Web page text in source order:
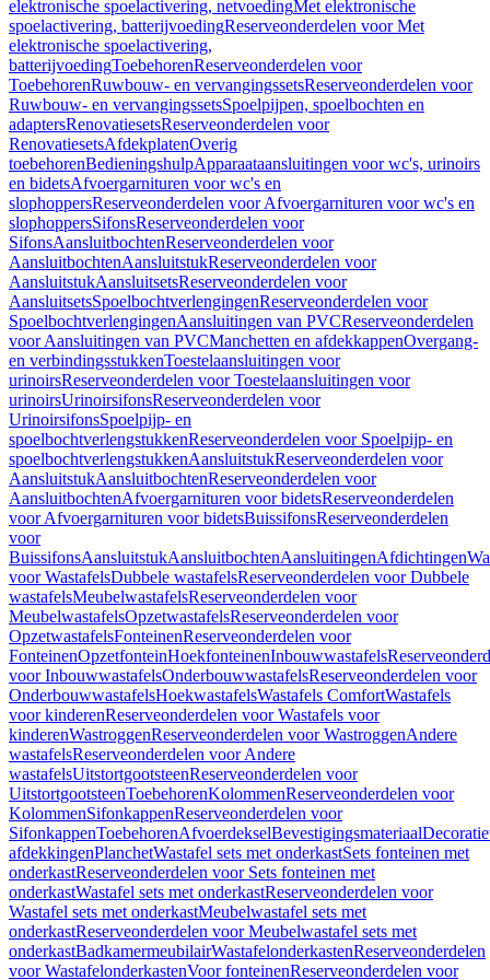
elektronische spoelactivering, netvoedingMet elektronische
spoelactivering, batterijvoedingReserveonderdelen voor Met
elektronische spoelactivering,
batterijvoedingToebehorenReserveonderdelen voor
ToebehorenRuwbouw- en vervangingssetsReserveonderdelen voor
Ruwbouw- en vervangingssetsSpoelpijpen, spoelbochten en
adaptersRenovatiesetsReserveonderdelen voor
RenovatiesetsAfdekplatenOverig
toebehorenBedieningshulpApparaataansluitingen voor wc's, urinoirs
en bidetsAfvoergarnituren voor wc's en
slophoppersReserveonderdelen voor Afvoergarnituren voor wc's en
slophoppersSifonsReserveonderdelen voor
SifonsAansluitbochtenReserveonderdelen voor
AansluitbochtenAansluitstukReserveonderdelen voor
AansluitstukAansluitsetsReserveonderdelen voor
AansluitsetsSpoelbochtverlengingenReserveonderdelen voor
SpoelbochtverlengingenAansluitingen van PVCReserveonderdelen
voor Aansluitingen van PVCManchetten en afdekkappenOvergang-
en verbindingsstukkenToestelaansluitingen voor
urinoirsReserveonderdelen voor Toestelaansluitingen voor
urinoirsUrinoirsifonsReserveonderdelen voor
UrinoirsifonsSpoelpijp- en
spoelbochtverlengstukkenReserveonderdelen voor Spoelpijp- en
spoelbochtverlengstukkenAansluitstukReserveonderdelen voor
AansluitstukAansluitbochtenReserveonderdelen voor
AansluitbochtenAfvoergarnituren voor bidetsReserveonderdelen
voor Afvoergarnituren voor bidetsBuissifonsReserveonderdelen
voor
BuissifonsAansluitstukAansluitbochtenAansluitingenAfdichtingen
voor WastafelsDubbele wastafelsReserveonderdelen voor Dubbele
wastafelsMeubelwastafelsReserveonderdelen voor
MeubelwastafelsOpzetwastafelsReserveonderdelen voor
OpzetwastafelsFonteinenReserveonderdelen voor
FonteinenOpzetfonteinHoekfonteinenInbouwwastafels
voor InbouwwastafelsOnderbouwwastafelsReserveonderdelen voor
OnderbouwwastafelsHoekwastafelsWastafels ComfortWastafels
voor kinderenReserveonderdelen voor Wastafels voor
kinderenWastroggenReserveonderdelen voor WastroggenAndere
wastafelsReserveonderdelen voor Andere
wastafelsUitstortgootsteenReserveonderdelen voor
UitstortgootsteenToebehorenKolommenReserveonderdelen voor
KolommenSifonkappenReserveonderdelen voor
SifonkappenToebehorenAfvoerdekselBevestigingsmateriaal
afdekkingenPlanchetWastafel sets met onderkastSets fonteinen met
onderkastReserveonderdelen voor Sets fonteinen met
onderkastWastafel sets met onderkastReserveonderdelen voor
Wastafel sets met onderkastMeubelwastafel sets met
onderkastReserveonderdelen voor Meubelwastafel sets met
onderkastBadkamermeubilairWastafelonderkastenReserveonderdelen
voor WastafelonderkastenVoor fonteinenReserveonderdelen voor